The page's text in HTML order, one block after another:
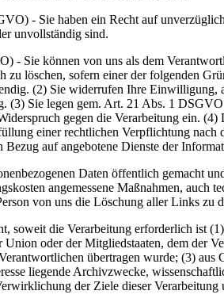
- Sie haben ein Recht auf
unvollständig sind.
- Sie können von uns als dem
zu löschen, sofern einer der folgenden
(2) Sie widerrufen Ihre
(3) Sie legen gem. Art. 21 Abs. 1
gegen die Verarbeitung ein.
einer rechtlichen Verpflichtung
Bezug auf angebotene Dienste der
Daten öffentlich gemacht
angemessene Maßnahmen,
von uns die Löschung aller Links zu
soweit die Verarbeitung erforderlich ist
Union oder der Mitgliedstaaten, dem der
übertragen wurde; (3)
liegende Archivzwecke,
der Ziele dieser